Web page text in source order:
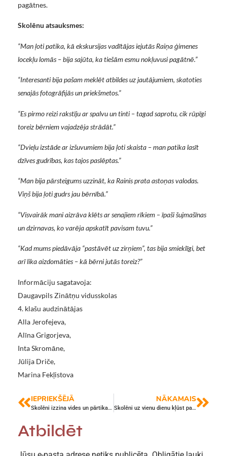
pagātnes.
Skolēnu atsauksmes:
“Man ļoti patika, kā ekskursijas vadītājas iejutās Raiņa ģimenes
locekļu lomās – bija sajūta, ka tiešām esmu nokļuvusi pagātnē.”
“Interesanti bija pašam meklēt atbildes uz jautājumiem, skatoties
senajās fotogrāfijās un priekšmetos.”
“Es pirmo reizi rakstīju ar spalvu un tinti – tagad saprotu, cik rūpīgi
toreiz bērniem vajadzēja strādāt.”
“Dvieļu izstāde ar izšuvumiem bija ļoti skaista – man patika lasīt
dzīves gudrības, kas tajos paslēptas.”
“Man bija pārsteigums uzzināt, ka Rainis prata astoņas valodas.
Viņš bija ļoti gudrs jau bērnībā.”
“Visvairāk mani aizrāva klēts ar senajiem rīkiem – īpaši šujmašīnas
un dzirnavas, ko varēja apskatīt pavisam tuvu.”
“Kad mums piedāvāja “pastāvēt uz zirņiem”, tas bija smieklīgi, bet
arī lika aizdomāties – kā bērni jutās toreiz?”
Informāciju sagatavoja:
Daugavpils Zinātņu vidusskolas
4. klašu audzinātājas
Alla Jerofejeva,
Alīna Grigorjeva,
Inta Skromāne,
Jūlija Driče,
Marina Fekļistova
IEPRIEKŠĒJĀ
Skolēni izzina vides un pārtikas inženieriju aizraujošās aktivitātēs projektā “Inženiera starts”
NĀKAMAIS
Skolēni uz vienu dienu kļūst par “ēnām”
Atbildēt